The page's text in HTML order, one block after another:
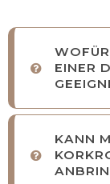
EINER
KANN